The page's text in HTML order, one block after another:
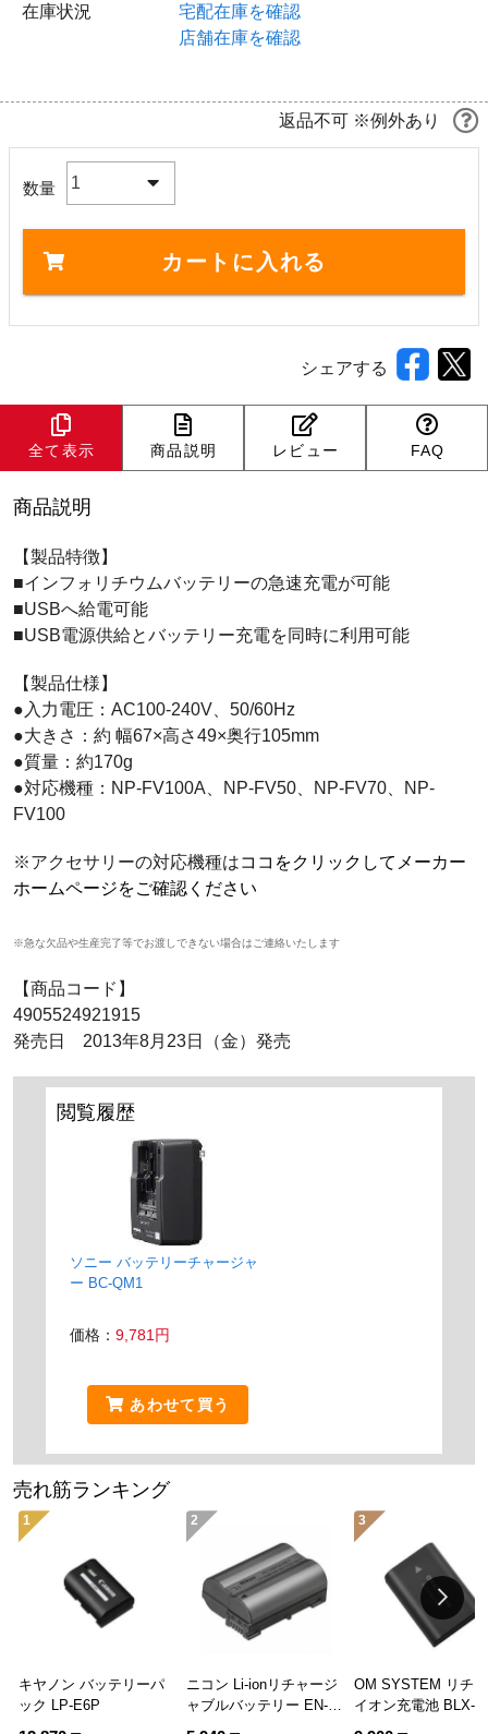
在庫状況
宅配在庫を確認
店舗在庫を確認
返品不可 ※例外あり
数量 1
カートに入れる
シェアする
全て表示 商品説明 レビュー FAQ
商品説明
【製品特徴】
■インフォリチウムバッテリーの急速充電が可能
■USBへ給電可能
■USB電源供給とバッテリー充電を同時に利用可能
【製品仕様】
●入力電圧：AC100-240V、50/60Hz
●大きさ：約 幅67×高さ49×奥行105mm
●質量：約170g
●対応機種：NP-FV100A、NP-FV50、NP-FV70、NP-
FV100
※アクセサリーの対応機種はココをクリックしてメーカー
ホームページをご確認ください
※急な欠品や生産完了等でお渡しできない場合はご連絡いたします
【商品コード】
4905524921915
発売日 2013年8月23日（金）発売
閲覧履歴
ソニー バッテリーチャージャ
ー BC-QM1
価格： 9,781円
あわせて買う
売れ筋ランキング
1
キヤノン バッテリーパ
ック LP-E6P
2
ニコン Li-ionリチャージ
ャブルバッテリー EN-
3
OM SYSTEM リチ
イオン充電池 BLX-1